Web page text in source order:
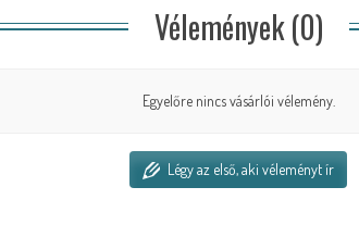
Vélemények (0)
Egyelőre nincs vásárlói vélemény.
Légy az első, aki véleményt ír